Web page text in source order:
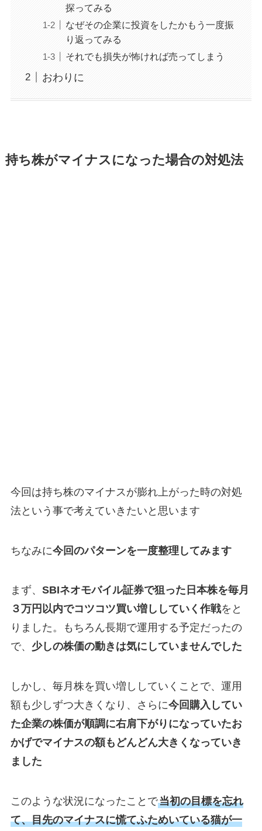
探ってみる
なぜその企業に投資をしたかもう一度振
り返ってみる
それでも損失が怖ければ売ってしまう
おわりに
持ち株がマイナスになった場合の対処法
今回は持ち株のマイナスが膨れ上がった時の対処
法という事で考えていきたいと思います
ちなみに今回のパターンを一度整理してみます
まず、 SBIネオモバイル証券で狙った日本株を毎月
３万円以内でコツコツ買い増ししていく作戦をと
りました。もちろん長期で運用する予定だったの
で、 少しの株価の動きは気にしていませんでした
しかし、毎月株を買い増ししていくことで、運用
額も少しずつ大きくなり、さらに今回購入してい
た企業の株価が順調に右肩下がりになっていたお
かげでマイナスの額もどんどん大きくなっていき
ました
このような状況になったことで当初の目標を忘れ
て、目先のマイナスに慌てふためいている猫が一